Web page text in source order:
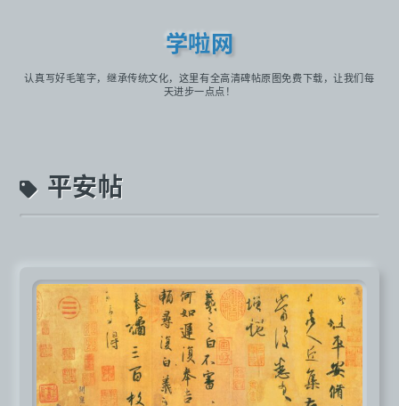
学啦网
认真写好毛笔字，继承传统文化，这里有全高清碑帖原图免费下载，让我们每
天进步一点点！
平安帖